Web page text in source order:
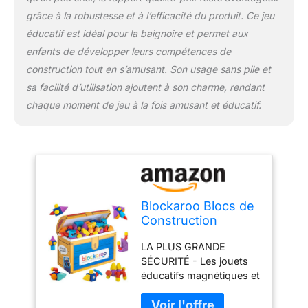
de jeu infinies ! Avec le
set de robots, le plaisir
peut commencer ! JEU
DE SALLE DE BAIN
ULTIME - Les blocs de
construction éducatifs
en mousse flottent sur
l'eau et adhèrent
Construire et jouer avec
les blocs fera passer
l'heure du bain à toute
et les filles ! LAVABLE AU
LAVE-VAISSELLE - Les
blocs de construction
Blockaroo sont faciles à
nettoyer. Lorsqu'ils
doivent être nettoyés, il
suffit de les placer dans
grâce à la robustesse et à l’efficacité du produit. Ce jeu
éducatif est idéal pour la baignoire et permet aux
enfants de développer leurs compétences de
construction tout en s’amusant. Son usage sans pile et
sa facilité d’utilisation ajoutent à son charme, rendant
chaque moment de jeu à la fois amusant et éducatif.
Blockaroo Blocs de
Construction
éducatif pour Les
Enfants, Jeu
Aquatique éducatif
pour des
LA PLUS GRANDE
SÉCURITÉ - Les jouets
éducatifs magnétiques et
Blockaroo ont été